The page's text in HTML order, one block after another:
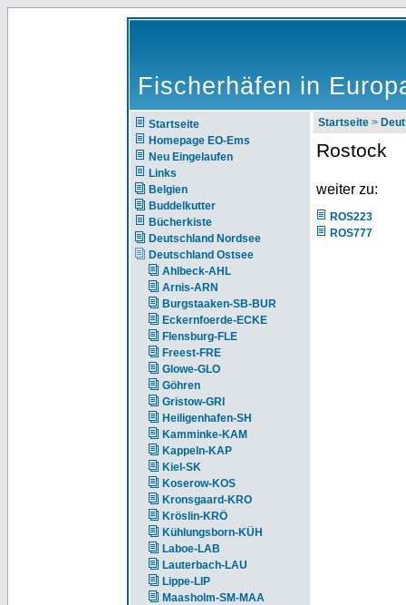
Fischerhäfen in
Startseite
Homepage EO-Ems
Neu Eingelaufen
Links
Belgien
Buddelkutter
Bücherkiste
Deutschland Nordsee
Deutschland Ostsee
Ahlbeck-AHL
Arnis-ARN
Burgstaaken-SB-BUR
Eckernfoerde-ECKE
Flensburg-FLE
Freest-FRE
Glowe-GLO
Göhren
Gristow-GRI
Heiligenhafen-SH
Kamminke-KAM
Kappeln-KAP
Kiel-SK
Koserow-KOS
Kronsgaard-KRO
Kröslin-KRÖ
Kühlungsborn-KÜH
Laboe-LAB
Lauterbach-LAU
Lippe-LIP
Maasholm-SM-MAA
Startseite >
Rostock
weiter zu:
ROS223
ROS777